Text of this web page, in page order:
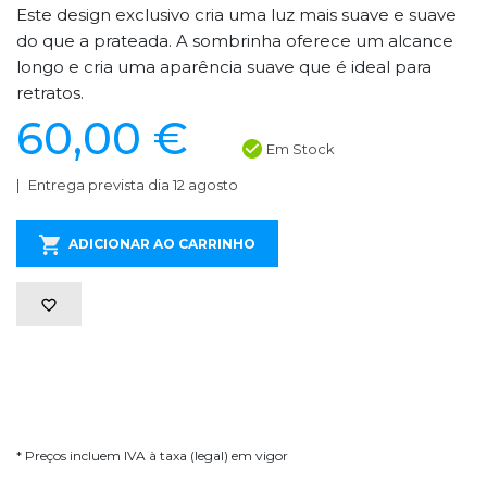
Este design exclusivo cria uma luz mais suave e suave
do que a prateada. A sombrinha oferece um alcance
longo e cria uma aparência suave que é ideal para
retratos.
60,00 € Em Stock
Entrega prevista dia 12 agosto
ADICIONAR AO CARRINHO
* Preços incluem IVA à taxa (legal) em vigor